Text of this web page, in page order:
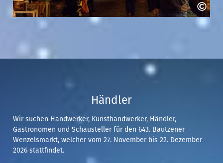
Händler
Wir suchen Handwerker, Kunsthandwerker, Händler,
Gastronomen und Schausteller für den 643. Bautzener
Wenzelsmarkt, welcher vom 27. November bis 22. Dezember
2026 stattfindet.